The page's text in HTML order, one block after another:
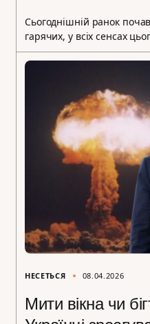
Сьогоднішній ранок
гарячих, у всіх сенсах
НЕСЕТЬСЯ 08.04.2026
Мити вікна чи